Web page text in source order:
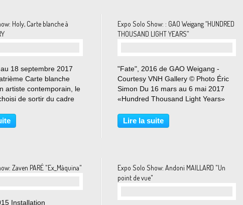
Holy, Carte blanche à
18 septembre 2017
Carte blanche
artiste contemporain, le
de sortir du cadre
sculptures de l’artiste
Prune Nourry dans un
Expo Solo Show: : GAO Weigang “HUNDRED
THOUSAND LIGHT YEARS”
"Fate", 2016 de GAO Weigang -
Courtesy VNH Gallery © Photo Éric
Simon Du 16 mars au 6 mai 2017
«Hundred Thousand Light Years»
première exposition person- nelle de
Gao Weigang en Europe mais aussi
Lire la suite
Zaven PARÉ "Ex_Màquina"
Installation
Expo Solo Show: Andoni MAILLARD "Un
point de vue"